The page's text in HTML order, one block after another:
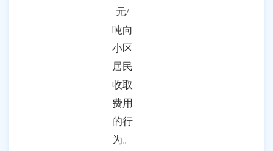
元/
吨向
小区
居民
收取
费用
的行
为。